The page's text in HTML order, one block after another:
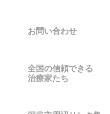
お問い合わせ
全国の信頼できる
治療家たち